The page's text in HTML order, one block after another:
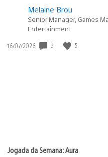
Melaine Brou
Senior Manager, Games
Entertainment
Data
16/07/2026 3 5
Jogada da Semana: Aura